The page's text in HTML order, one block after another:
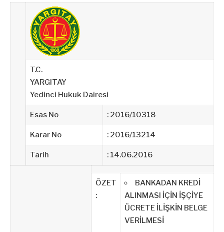
T.C.
YARGITAY
Yedinci Hukuk Dairesi
Esas No : 2016/10318
Karar No : 2016/13214
Tarih : 14.06.2016
ÖZET
:
BANKADAN KREDİ
ALINMASI İÇİN İŞÇİYE
ÜCRETE İLİŞKİN BELGE
VERİLMESİ